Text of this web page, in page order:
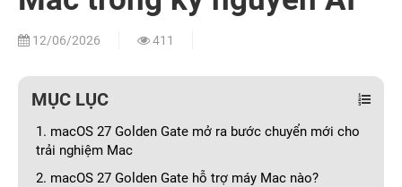
12/06/2026 411
MỤC LỤC
1. macOS 27 Golden Gate mở ra bước chuyển mới cho
trải nghiệm Mac
2. macOS 27 Golden Gate hỗ trợ máy Mac nào?